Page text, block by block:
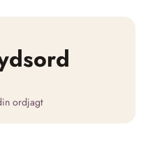
ordjagt